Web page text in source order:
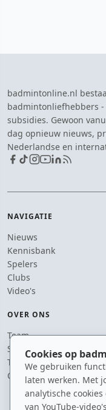
Cookies op
We gebruiken
laten werken. Met
analytische
van YouTube-
badmintonline.nl
badmintonliefhebbers
subsidies. Gewoon
dag opnieuw nieuws,
Nederlandse en
NAVIGATIE
Nieuws
Kennisbank
Spelers
Clubs
Video's
OVER ONS
Team
Supporters
Tip de redactie
Contact